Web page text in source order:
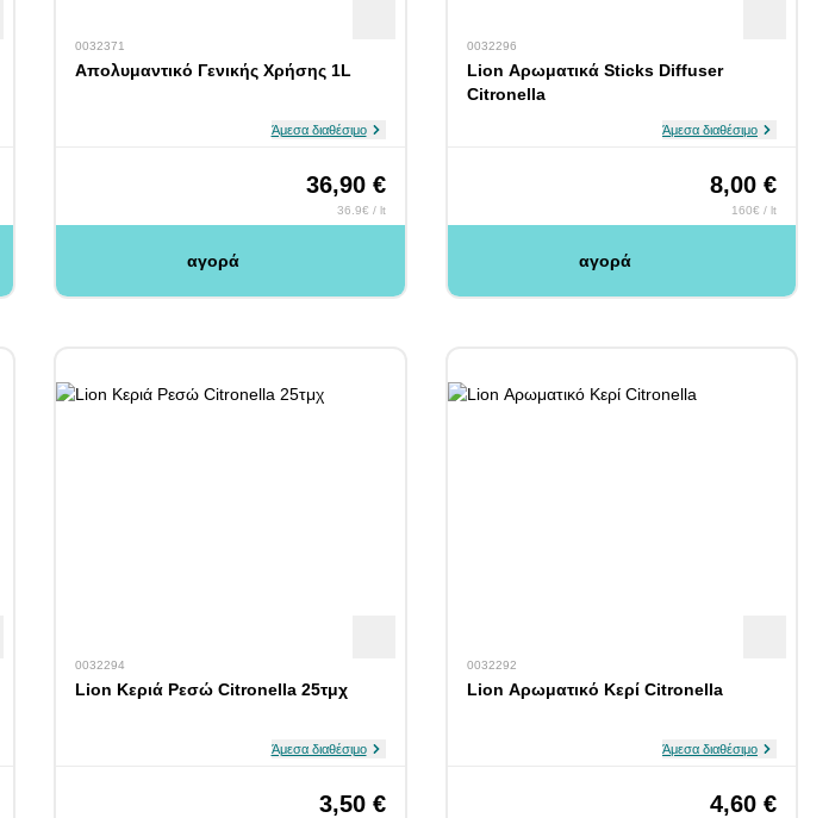
0032371
Απολυμαντικό Γενικής Χρήσης 1L
Άμεσα διαθέσιμο
36,90 €
36.9€ / lt
αγορά
0032296
Lion Αρωματικά Sticks Diffuser
Citronella
Άμεσα διαθέσιμο
8,00 €
160€ / lt
αγορά
0032294
Lion Κεριά Ρεσώ Citronella 25τμχ
Άμεσα διαθέσιμο
3,50 €
0032292
Lion Αρωματικό Κερί Citronella
Άμεσα διαθέσιμο
4,60 €